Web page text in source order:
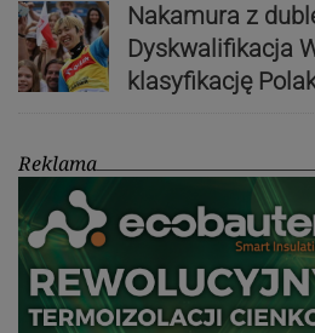
Nakamura z
Dyskwalifikacja
klasyfikację
Reklama